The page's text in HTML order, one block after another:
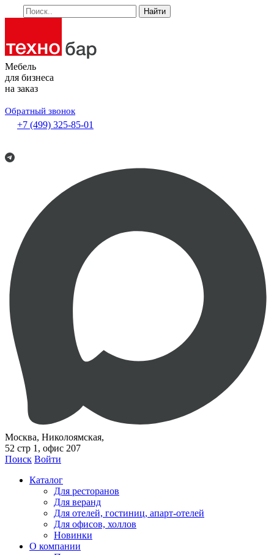
Найти
Мебель
для бизнеса
на заказ
Обратный звонок
+7 (499) 325-85-01
Москва, Николоямская,
52 стр 1, офис 207
Поиск Войти
Каталог
Для ресторанов
Для веранд
Для отелей, гостиниц, апарт-отелей
Для офисов, холлов
Новинки
О компании